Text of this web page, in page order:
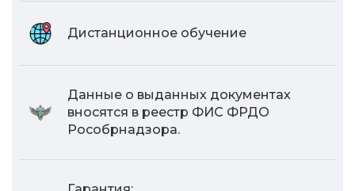
Дистанционное обучение
Данные о выданных документах
вносятся в реестр ФИС ФРДО
Рособрнадзора.